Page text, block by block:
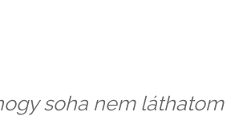
soha nem láthatom